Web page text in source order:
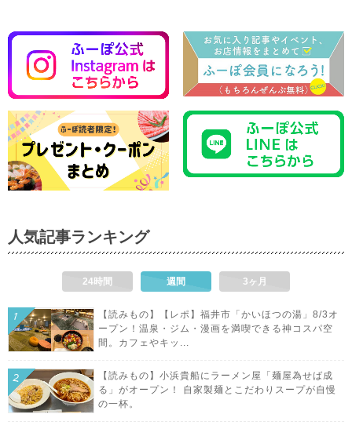
人気記事ランキング
24時間 週間 3ヶ月
【読みもの】【レポ】福井市「かいほつの湯」8/3オ
ープン！温泉・ジム・漫画を満喫できる神コスパ空
間。カフェやキッ...
【読みもの】小浜貴船にラーメン屋「麺屋為せば成
る」がオープン！ 自家製麺とこだわりスープが自慢
の一杯。